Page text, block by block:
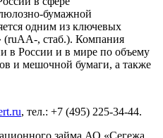
бумажной
одним из ключевых
, стаб.). Компания
в России и в мире по объему
и мешочной бумаги, а также
, тел.: +7 (495) 225-34-44.